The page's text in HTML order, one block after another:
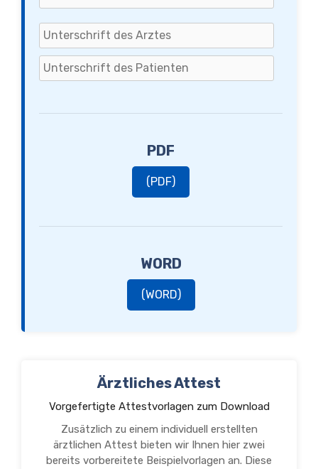
PDF
(PDF)
WORD
(WORD)
Ärztliches Attest
Vorgefertigte Attestvorlagen zum Download
Zusätzlich zu einem individuell erstellten
ärztlichen Attest bieten wir Ihnen hier zwei
bereits vorbereitete Beispielvorlagen an. Diese